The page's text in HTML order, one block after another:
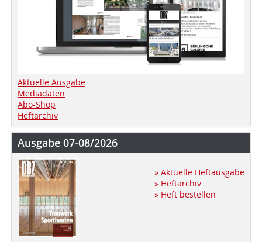
Aktuelle Ausgabe
Mediadaten
Abo-Shop
Heftarchiv
Ausgabe 07-08/2026
» Aktuelle Heftausgabe
» Heftarchiv
» Heft bestellen